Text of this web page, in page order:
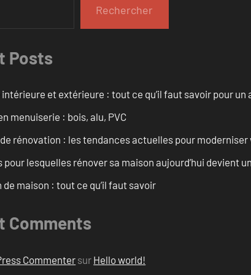
Rechercher
Posts
intérieure et extérieure : tout ce qu’il faut savoir pour
menuiserie : bois, alu, PVC
rénovation : les tendances actuelles pour
pour lesquelles rénover sa maison aujourd’hui devient
de maison : tout ce qu’il faut savoir
Comments
Commenter sur Hello world!